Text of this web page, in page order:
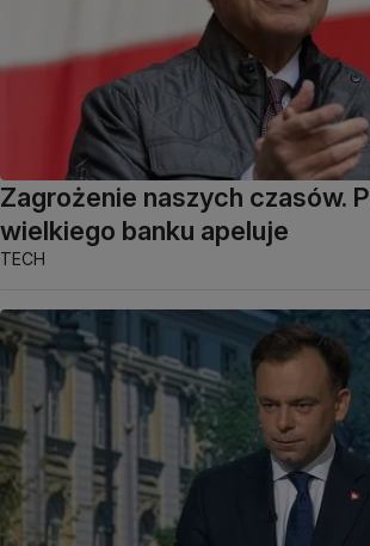
Zagrożenie naszych czasów.
wielkiego banku apeluje
TECH